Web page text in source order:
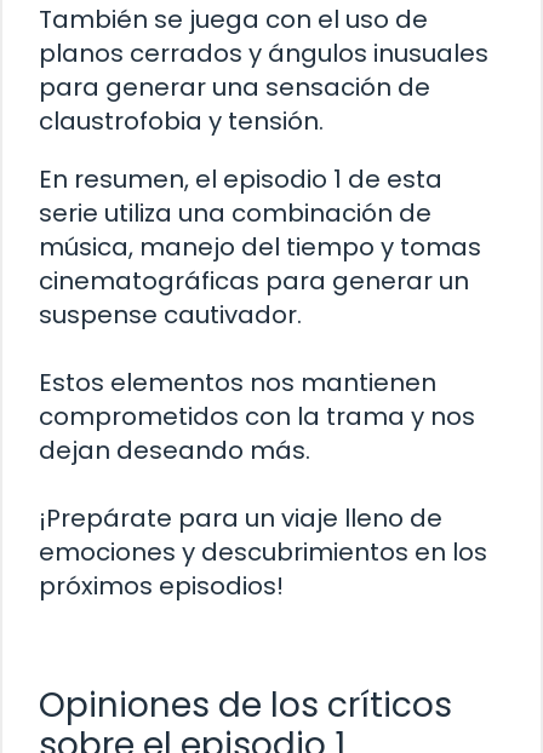
También se juega con el uso de
planos cerrados y ángulos inusuales
para generar una sensación de
claustrofobia y tensión.
En resumen, el episodio 1 de esta
serie utiliza una combinación de
música, manejo del tiempo y tomas
cinematográficas para generar un
suspense cautivador.
Estos elementos nos mantienen
comprometidos con la trama y nos
dejan deseando más.
¡Prepárate para un viaje lleno de
emociones y descubrimientos en los
próximos episodios!
Opiniones de los críticos